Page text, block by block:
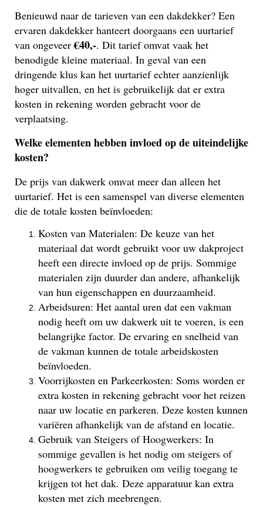
Benieuwd naar de tarieven van een dakdekker? Een
ervaren dakdekker hanteert doorgaans een uurtarief
van ongeveer€40,-. Dit tarief omvat vaak het
benodigde kleine materiaal. In geval van een
dringende klus kan het uurtarief echter aanzienlijk
hoger uitvallen, en het is gebruikelijk dat er extra
kosten in rekening worden gebracht voor de
verplaatsing.
Welke elementen hebben invloed op de uiteindelijke
kosten?
De prijs van dakwerk omvat meer dan alleen het
uurtarief. Het is een samenspel van diverse elementen
die de totale kosten beïnvloeden:
Kosten van Materialen: De keuze van het
materiaal dat wordt gebruikt voor uw dakproject
heeft een directe invloed op de prijs. Sommige
materialen zijn duurder dan andere, afhankelijk
van hun eigenschappen en duurzaamheid.
Arbeidsuren: Het aantal uren dat een vakman
nodig heeft om uw dakwerk uit te voeren, is een
belangrijke factor. De ervaring en snelheid van
de vakman kunnen de totale arbeidskosten
beïnvloeden.
Voorrijkosten en Parkeerkosten: Soms worden er
extra kosten in rekening gebracht voor het reizen
naar uw locatie en parkeren. Deze kosten kunnen
variëren afhankelijk van de afstand en locatie.
Gebruik van Steigers of Hoogwerkers: In
sommige gevallen is het nodig om steigers of
hoogwerkers te gebruiken om veilig toegang te
krijgen tot het dak. Deze apparatuur kan extra
kosten met zich meebrengen.